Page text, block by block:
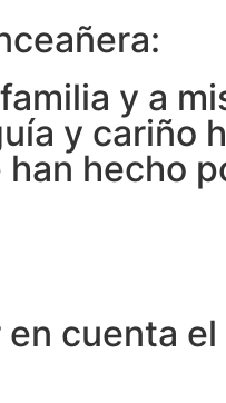
y a
y cariño
hecho
cuenta el